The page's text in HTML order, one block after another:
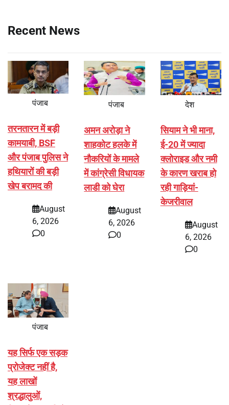
Recent News
पंजाब
तरनतारन में बड़ी
कामयाबी, BSF
और पंजाब पुलिस ने
हथियारों की बड़ी
खेप बरामद की
August
6, 2026
0
पंजाब
अमन अरोड़ा ने
शाहकोट हलके में
नौकरियों के मामले
में कांग्रेसी विधायक
लाडी को घेरा
August
6, 2026
0
देश
सियाम ने भी माना,
ई-20 में ज्यादा
क्लोराइड और नमी
के कारण खराब हो
रही गाड़ियां-
केजरीवाल
August
6, 2026
0
पंजाब
यह सिर्फ एक सड़क
प्रोजेक्ट नहीं है,
यह लाखों
श्रद्धालुओं,